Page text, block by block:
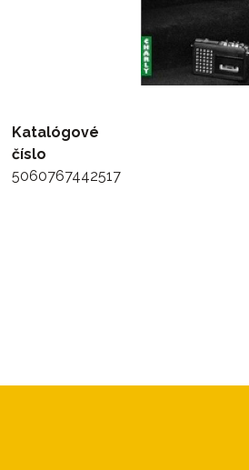
Katalógové
číslo
5060767442517